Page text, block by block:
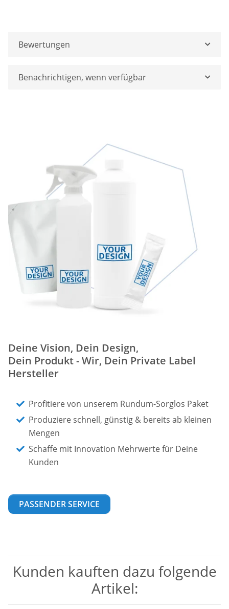
Bewertungen
Benachrichtigen, wenn verfügbar
Deine Vision, Dein Design,
Dein Produkt - Wir, Dein Private Label
Hersteller
Profitiere von unserem Rundum-Sorglos Paket
Produziere schnell, günstig & bereits ab kleinen
Mengen
Schaffe mit Innovation Mehrwerte für Deine
Kunden
PASSENDER SERVICE
Kunden kauften dazu folgende
Artikel: